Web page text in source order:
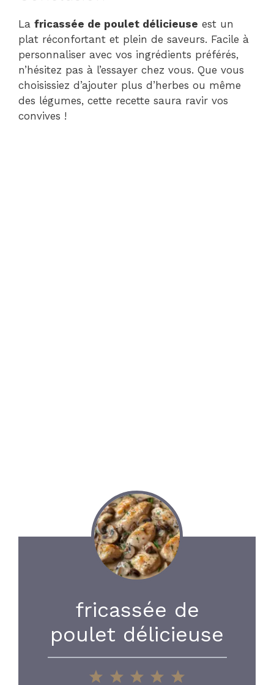
La fricassée de poulet délicieuse est un
plat réconfortant et plein de saveurs. Facile à
personnaliser avec vos ingrédients préférés,
n’hésitez pas à l’essayer chez vous. Que vous
choisissiez d’ajouter plus d’herbes ou même
des légumes, cette recette saura ravir vos
convives !
fricassée de
poulet délicieuse
5
4
3
2
1